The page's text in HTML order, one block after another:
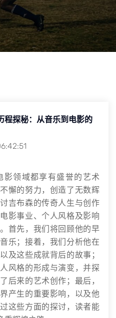
程探秘：从音乐到电影的
影领域都享有盛誉的艺术
懈的努力，创造了无数辉
吉布森的传奇人生与创作
影事业、个人风格及影响
首先，我们将回顾他的早
乐；接着，我们分析他在
及这些成就背后的故事；
风格的形成与演变，并探
后来的艺术创作；最后，
产生的重要影响，以及他
这些方面的探讨，读者能